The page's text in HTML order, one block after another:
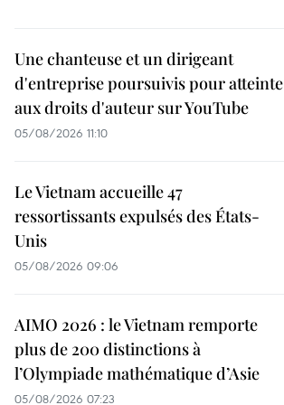
Une chanteuse et un dirigeant
d'entreprise poursuivis pour atteinte
aux droits d'auteur sur YouTube
05/08/2026 11:10
Le Vietnam accueille 47
ressortissants expulsés des États-
Unis
05/08/2026 09:06
AIMO 2026 : le Vietnam remporte
plus de 200 distinctions à
l’Olympiade mathématique d’Asie
05/08/2026 07:23